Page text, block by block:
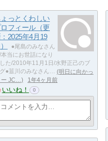
っとくわしい
フィール（更
2025年4月19
●尾島のみなさん
本当にお世話になり
た/2010年11月1日/水野正己のブ
●韮川のみなさん…
明日に向かっ
ー JC…
1年4ヶ月前
いいね！ 0